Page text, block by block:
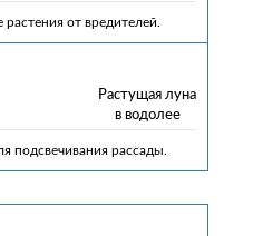
от вредителей.
Растущая луна
в водолее
подсвечивания рассады.